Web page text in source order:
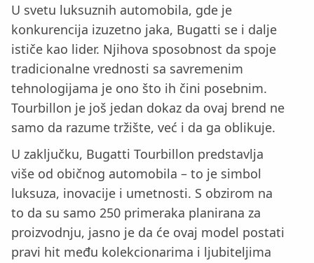
U svetu luksuznih automobila, gde je
konkurencija izuzetno jaka, Bugatti se i dalje
ističe kao lider. Njihova sposobnost da spoje
tradicionalne vrednosti sa savremenim
tehnologijama je ono što ih čini posebnim.
Tourbillon je još jedan dokaz da ovaj brend ne
samo da razume tržište, već i da ga oblikuje.
U zaključku, Bugatti Tourbillon predstavlja
više od običnog automobila – to je simbol
luksuza, inovacije i umetnosti. S obzirom na
to da su samo 250 primeraka planirana za
proizvodnju, jasno je da će ovaj model postati
pravi hit među kolekcionarima i ljubiteljima